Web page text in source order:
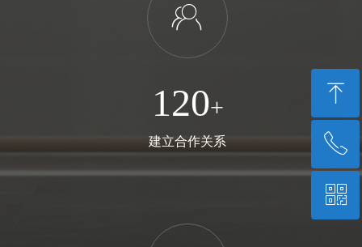
ꁘ
120+
建立合作关系
ꁸ
回到顶部
ꂅ
0757-86908660
ꀥ